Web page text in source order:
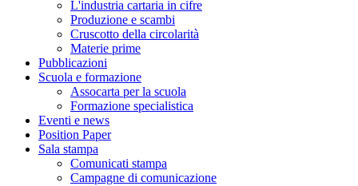
L'industria cartaria in cifre
Produzione e scambi
Cruscotto della circolarità
Materie prime
Pubblicazioni
Scuola e formazione
Assocarta per la scuola
Formazione specialistica
Eventi e news
Position Paper
Sala stampa
Comunicati stampa
Campagne di comunicazione